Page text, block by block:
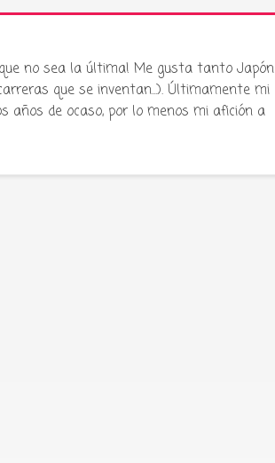
no sea la última! Me gusta tanto Japón
que se inventan...). Últimamente mi
años de ocaso, por lo menos mi afición a